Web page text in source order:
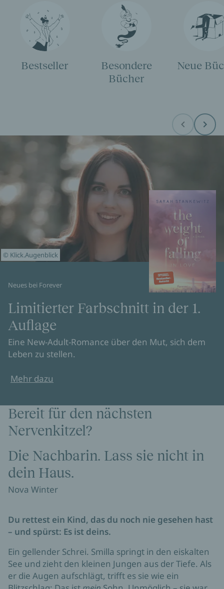
Bestseller
Besondere
Bücher
Neue
Before Next
© Klick.Augenblick
Neues bei Forever
Limitierter Farbschnitt in der 1.
Auflage
Eine New-Adult-Romance über den Mut, sich dem
Leben zu stellen.
Mehr dazu
Bereit für den nächsten
Nervenkitzel?
Die Nachbarin. Lass sie nicht in
dein Haus.
Nova Winter
Du rettest ein Kind, das du noch nie gesehen hast
– und spürst: Es ist deins.
Ein gellender Schrei. Smilla springt in den eiskalten
See und zieht den kleinen Jungen aus der Tiefe. Als
er die Augen aufschlägt, trifft es sie wie ein